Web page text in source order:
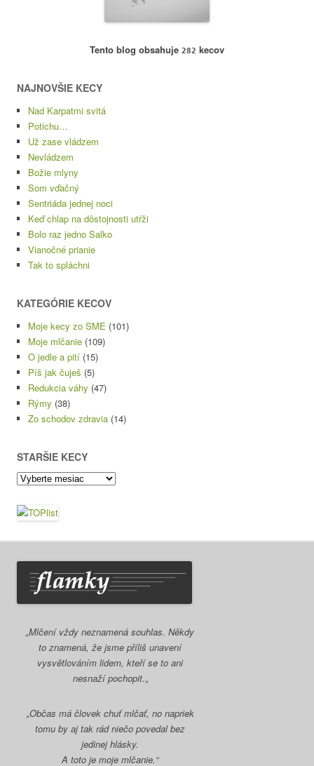
Tento blog obsahuje 282 kecov
NAJNOVŠIE KECY
Nad Karpatmi svitá
Potichu…
Už zase vládzem
Nevládzem
Božie mlyny
Som vďačný
Sentriáda jednej noci
Keď chlap na dôstojnosti utŕži
Bolo raz jedno Salko
Vianočné prianie
Tak to spláchni
KATEGÓRIE KECOV
Moje kecy zo SME (101)
Moje mlčanie (109)
O jedle a pití (15)
Píš jak čuješ (5)
Redukcia váhy (47)
Rýmy (38)
Zo schodov zdravia (14)
STARŠIE KECY
Staršie
kecy
„Mlčení vždy neznamená souhlas. Někdy
to znamená, že jsme příliš unavení
vysvětlováním lidem, kteří se to ani
nesnaží pochopit.„
„Občas má človek chuť mlčať, no napriek
tomu by aj tak rád niečo povedal bez
jedinej hlásky.
A toto je moje mlčanie.“